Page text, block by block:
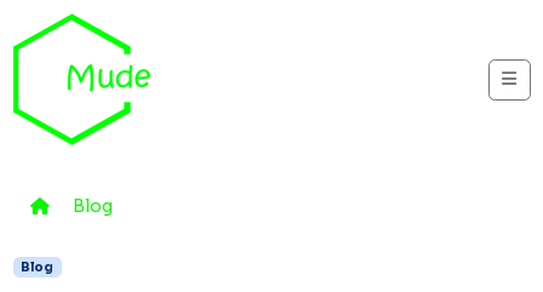
Skip to content
Home
Blog
Blog